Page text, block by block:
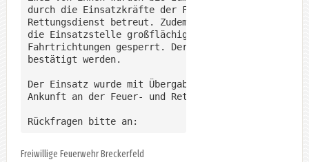
durch die Einsatzkräfte der Feuerwehr
Rettungsdienst betreut. Zudem wurde der
die Einsatzstelle großflächig ausgeleuchtet und
Fahrtrichtungen gesperrt. Der gemeldete PKW-
bestätigt werden.
Der Einsatz wurde mit Übergabe der Einsatzstelle
Ankunft an der Feuer- und Rettungswache nach etwa
Rückfragen bitte an:
Freiwillige Feuerwehr Breckerfeld